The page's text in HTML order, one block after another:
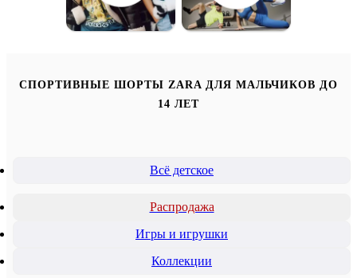
СПОРТИВНЫЕ ШОРТЫ ZARA ДЛЯ МАЛЬЧИКОВ ДО
14 ЛЕТ
Всё детское
Распродажа
Игры и игрушки
Коллекции